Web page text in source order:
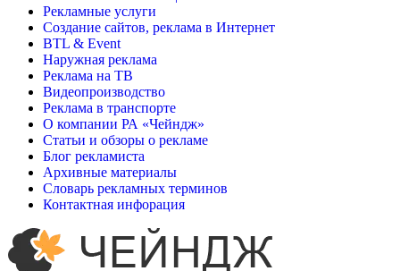
Рекламные услуги
Создание сайтов, реклама в Интернет
BTL & Event
Наружная реклама
Реклама на ТВ
Видеопроизводство
Реклама в транспорте
О компании РА «Чейндж»
Статьи и обзоры о рекламе
Блог рекламиста
Архивные материалы
Словарь рекламных терминов
Контактная инфорация